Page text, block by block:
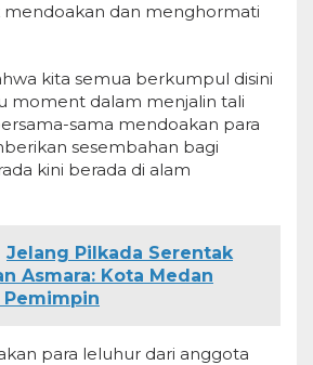
dan menghormati
kita semua berkumpul disini
moment dalam menjalin tali
sama mendoakan para
sesembahan bagi
kini berada di alam
Jelang Pilkada Serentak
Asmara: Kota Medan
Pemimpin
para leluhur dari anggota